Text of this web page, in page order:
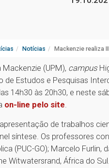
Notícias Mackenzie realiza
Mackenzie (UPM), campus
de Estudos e Pesquisas
14h30 às 20h30, e neste
on-line pelo site.
de trabalhos
síntese. Os professores
(PUC-GO); Marcelo Furlin,
Witwatersrand, África do Sul.